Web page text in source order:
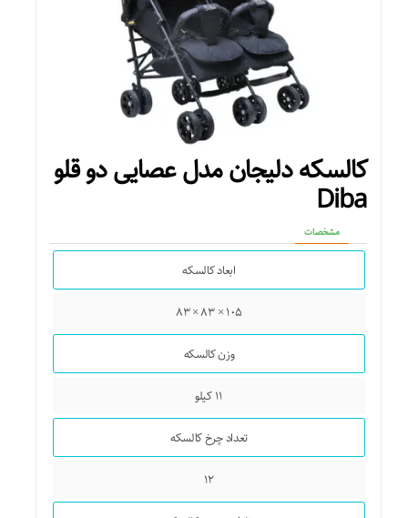
کالسکه دلیجان مدل عصایی دو قلو
Diba
مشخصات
ابعاد کالسکه
۱۰۵ × ۸۳ × ۸۳
وزن کالسکه
۱۱ کیلو
تعداد چرخ کالسکه
۱۲